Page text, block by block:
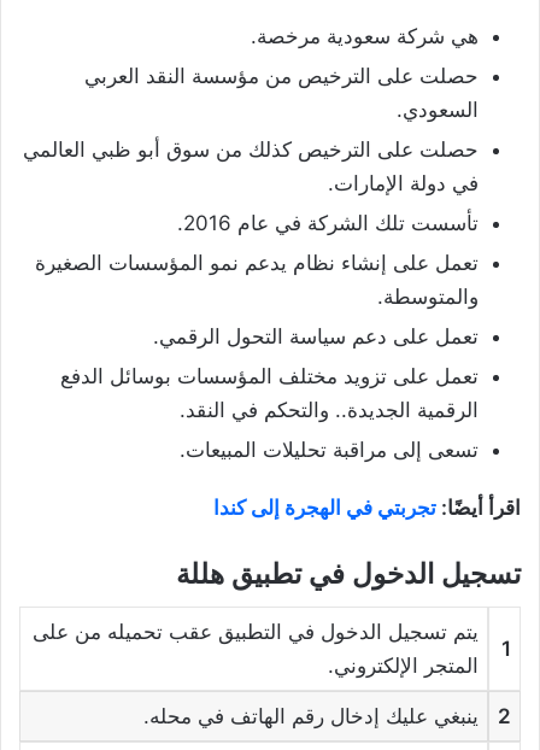
هي شركة سعودية مرخصة.
حصلت على الترخيص من مؤسسة النقد العربي
السعودي.
حصلت على الترخيص كذلك من سوق أبو ظبي العالمي
في دولة الإمارات.
تأسست تلك الشركة في عام 2016.
تعمل على إنشاء نظام يدعم نمو المؤسسات الصغيرة
والمتوسطة.
تعمل على دعم سياسة التحول الرقمي.
تعمل على تزويد مختلف المؤسسات بوسائل الدفع
الرقمية الجديدة.. والتحكم في النقد.
تسعى إلى مراقبة تحليلات المبيعات.
اقرأ أيضًا: تجربتي في الهجرة إلى كندا
تسجيل الدخول في تطبيق هللة
1
يتم تسجيل الدخول في التطبيق عقب تحميله من على
المتجر الإلكتروني.
2 ينبغي عليك إدخال رقم الهاتف في محله.